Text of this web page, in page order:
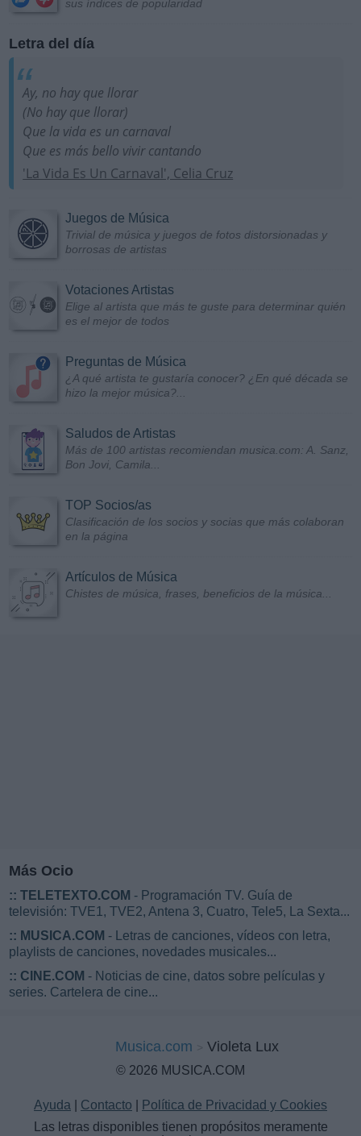
sus índices de popularidad
Letra del día
Ay, no hay que llorar
(No hay que llorar)
Que la vida es un carnaval
Que es más bello vivir cantando
'La Vida Es Un Carnaval', Celia Cruz
Juegos de Música
Trivial de música y juegos de fotos distorsionadas y
borrosas de artistas
Votaciones Artistas
Elige al artista que más te guste para determinar quién
es el mejor de todos
Preguntas de Música
¿A qué artista te gustaría conocer? ¿En qué década se
hizo la mejor música?...
Saludos de Artistas
Más de 100 artistas recomiendan musica.com: A. Sanz,
Bon Jovi, Camila...
TOP Socios/as
Clasificación de los socios y socias que más colaboran
en la página
Artículos de Música
Chistes de música, frases, beneficios de la música...
Más Ocio
:: TELETEXTO.COM - Programación TV. Guía de
televisión: TVE1, TVE2, Antena 3, Cuatro, Tele5, La Sexta...
:: MUSICA.COM - Letras de canciones, vídeos con letra,
playlists de canciones, novedades musicales...
:: CINE.COM - Noticias de cine, datos sobre películas y
series. Cartelera de cine...
Musica.com Violeta Lux
© 2026 MUSICA.COM
Ayuda Contacto
Política de Privacidad y Cookies
Las letras disponibles tienen propósitos meramente